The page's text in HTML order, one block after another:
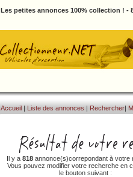
Les petites annonces 100% collection ! -
Accueil | Liste des annonces | Rechercher|
Il y a 818 annonce(s)correpondant à votre
Vous pouvez modifier votre recherche en
le bouton suivant :